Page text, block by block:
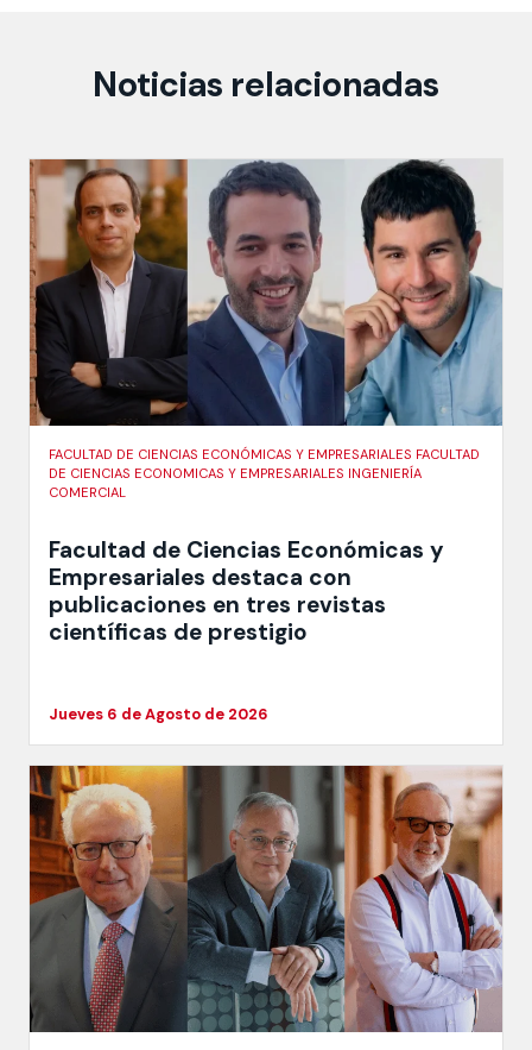
Noticias relacionadas
FACULTAD DE CIENCIAS ECONÓMICAS Y EMPRESARIALES FACULTAD
DE CIENCIAS ECONOMICAS Y EMPRESARIALES INGENIERÍA
COMERCIAL
Facultad de Ciencias Económicas y
Empresariales destaca con
publicaciones en tres revistas
científicas de prestigio
Jueves 6 de Agosto de 2026